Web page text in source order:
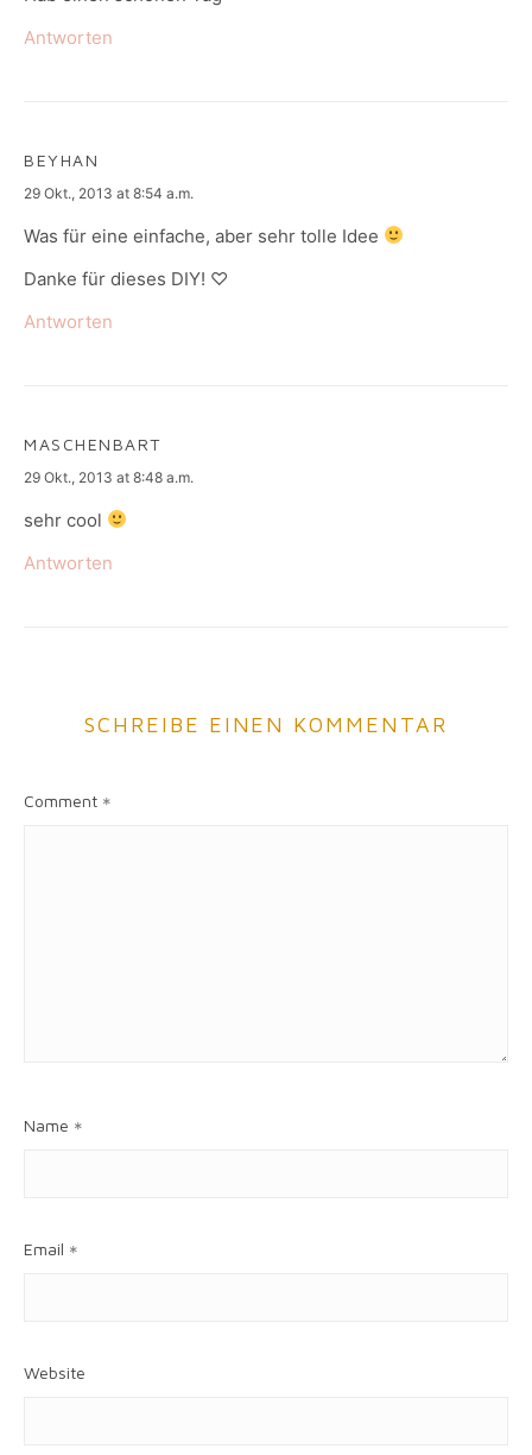
Antworten
BEYHAN
says:
29 Okt., 2013 at 8:54 a.m.
Was für eine einfache, aber sehr tolle Idee
Danke für dieses DIY! ♡
Antworten
MASCHENBART
says:
29 Okt., 2013 at 8:48 a.m.
sehr cool
Antworten
SCHREIBE EINEN KOMMENTAR
Comment *
Name *
Email *
Website